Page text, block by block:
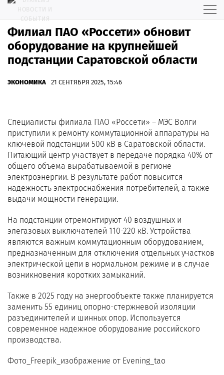
Филиал ПАО «Россети» обновит
оборудование на крупнейшей
подстанции Саратовской области
ЭКОНОМИКА 21 СЕНТЯБРЯ 2025, 15:46
Специалисты филиала ПАО «Россети» – МЭС Волги
приступили к ремонту коммутационной аппаратуры на
ключевой подстанции 500 кВ в Саратовской области.
Питающий центр участвует в передаче порядка 40% от
общего объема вырабатываемой в регионе
электроэнергии. В результате работ повысится
надежность электроснабжения потребителей, а также
выдачи мощности генерации.
На подстанции отремонтируют 40 воздушных и
элегазовых выключателей 110-220 кВ. Устройства
являются важным коммутационным оборудованием,
предназначенным для отключения отдельных участков
электрической цепи в нормальном режиме и в случае
возникновения коротких замыканий.
Также в 2025 году на энергообъекте также планируется
заменить 55 единиц опорно-стержневой изоляции
разъединителей и шинных опор. Используется
современное надежное оборудование российского
производства.
Фото_Freepik_изображение от Еvening_tao